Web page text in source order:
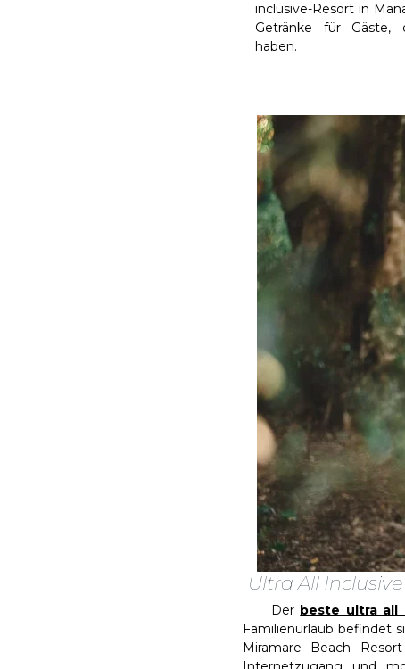
inclusive-Resort in
Getränke für Gäste,
haben.
Ultra All
Der beste ultra all
Familienurlaub befindet
Miramare Beach